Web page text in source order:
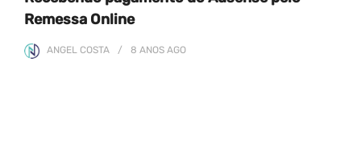
Remessa Online
ANGEL COSTA 8 ANOS AGO